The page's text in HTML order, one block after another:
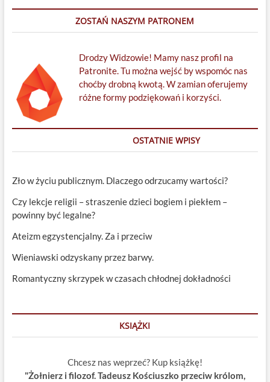
ZOSTAŃ NASZYM PATRONEM
Drodzy Widzowie! Mamy nasz profil na
Patronite. Tu można wejść by wspomóc nas
choćby drobną kwotą. W zamian oferujemy
różne formy podziękowań i korzyści.
OSTATNIE WPISY
Zło w życiu publicznym. Dlaczego odrzucamy wartości?
Czy lekcje religii – straszenie dzieci bogiem i piekłem –
powinny być legalne?
Ateizm egzystencjalny. Za i przeciw
Wieniawski odzyskany przez barwy.
Romantyczny skrzypek w czasach chłodnej dokładności
KSIĄŻKI
Chcesz nas weprzeć? Kup książkę!
"Żołnierz i filozof. Tadeusz Kościuszko przeciw królom,